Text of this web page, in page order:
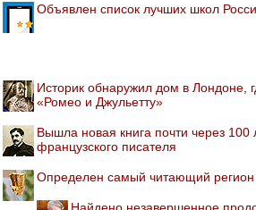
Объявлен список лучших школ
Историк обнаружил дом в Лондоне,
«Ромео и Джульетту»
Вышла новая книга почти через 100
французского писателя
Определен самый читающий регион